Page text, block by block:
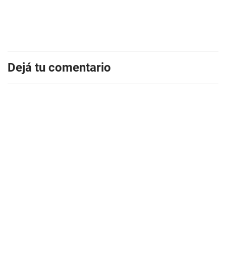
Dejá tu comentario